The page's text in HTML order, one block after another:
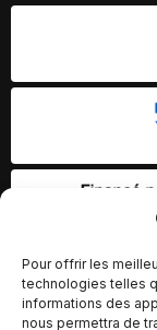
Pour offrir les
technologies telles
informations des
nous permettra de